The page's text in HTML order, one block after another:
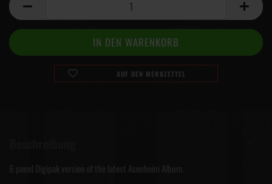
AUF DEN MERKZETTEL
6 panel Digipak version of the latest Asenheim Album.